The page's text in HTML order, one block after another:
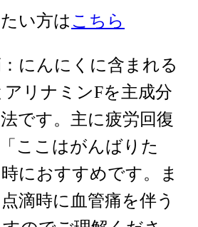
い方はこちら
にんにくに含まれる
アリナミンFを主成分
です。主に疲労回復
ここはがんばりた
におすすめです。ま
滴時に血管痛を伴う